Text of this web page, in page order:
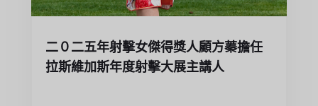
二０二五年射擊女傑得獎人顧方蓁擔任
拉斯維加斯年度射擊大展主講人